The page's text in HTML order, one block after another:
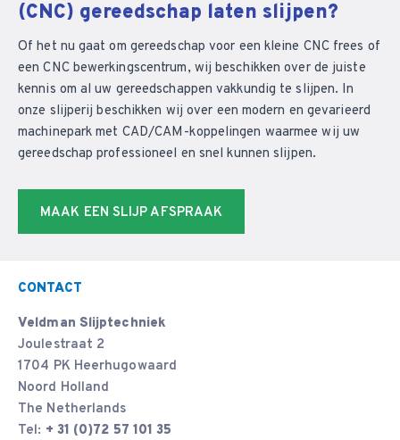
(CNC) gereedschap laten slijpen?
Of het nu gaat om gereedschap voor een kleine CNC frees of
een CNC bewerkingscentrum, wij beschikken over de juiste
kennis om al uw gereedschappen vakkundig te slijpen. In
onze slijperij beschikken wij over een modern en gevarieerd
machinepark met CAD/CAM-koppelingen waarmee wij uw
gereedschap professioneel en snel kunnen slijpen.
MAAK EEN SLIJP AFSPRAAK
CONTACT
Veldman Slijptechniek
Joulestraat 2
1704 PK Heerhugowaard
Noord Holland
The Netherlands
Tel: + 31 (0)72 57 101 35